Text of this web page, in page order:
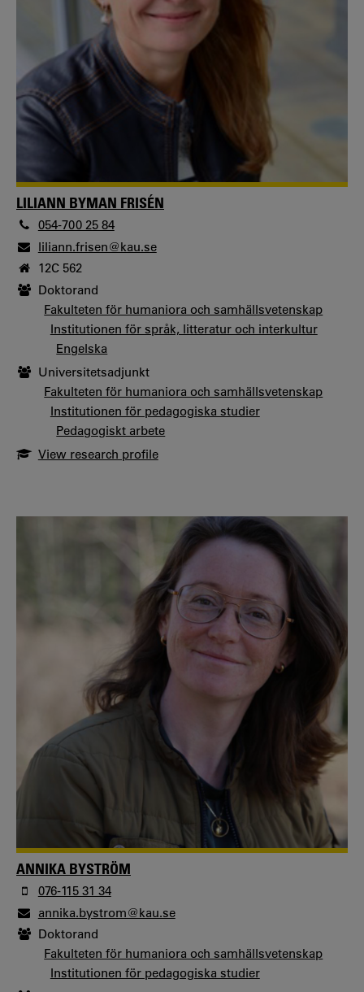
LILIANN BYMAN FRISÉN
054-700 25 84
liliann.frisen@kau.se
12C 562
Doktorand
Fakulteten för humaniora och samhällsvetenskap
Institutionen för språk, litteratur och interkultur
Engelska
Universitetsadjunkt
Fakulteten för humaniora och samhällsvetenskap
Institutionen för pedagogiska studier
Pedagogiskt arbete
View research profile
ANNIKA BYSTRÖM
076-115 31 34
annika.bystrom@kau.se
Doktorand
Fakulteten för humaniora och samhällsvetenskap
Institutionen för pedagogiska studier